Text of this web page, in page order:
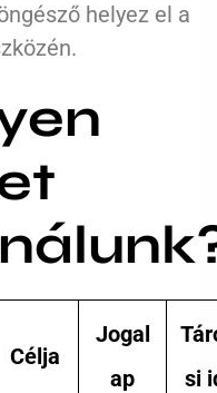
helyez el a
Célja
Jogal
ap
si